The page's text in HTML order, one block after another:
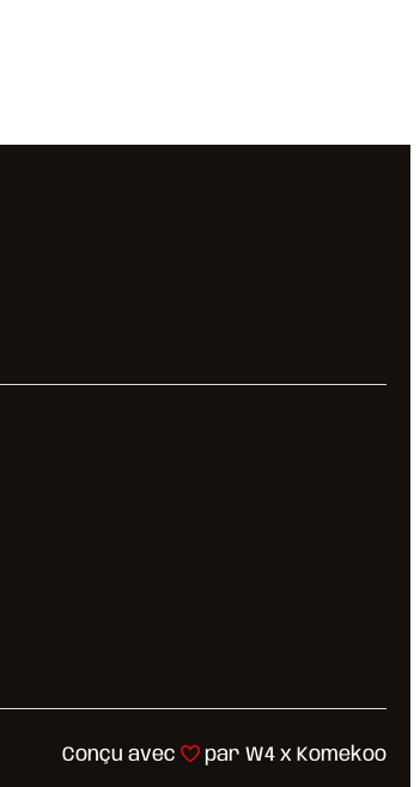
Conçu avec par W4 x Komekoo